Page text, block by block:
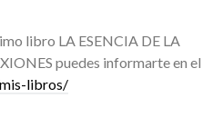
libro LA ESENCIA DE LA
puedes informarte en el
libros/